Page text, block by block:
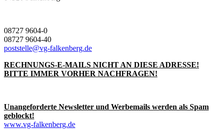
08727 9604-0
08727 9604-40
poststelle@vg-falkenberg.de
RECHNUNGS-E-MAILS NICHT AN DIESE ADRESSE!
BITTE IMMER VORHER NACHFRAGEN!
Unangeforderte Newsletter und Werbemails werden als Spam
geblockt!
www.vg-falkenberg.de